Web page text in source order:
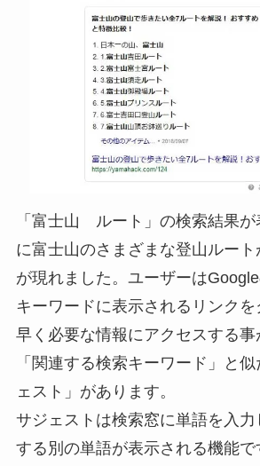
「富士山 ルート」の検索結果
に富士山のさまざまな登山ルート
が現れました。ユーザーは
キーワードに表示されるリンクを
早く必要な情報にアクセスする事
「関連する検索キーワード」と
ェスト」 があります。
サジェストは検索窓に単語を入
する別の単語が表示される機能で